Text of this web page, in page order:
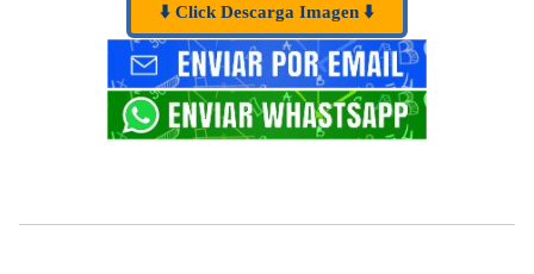
⬇️ Click Descarga Imagen ⬇️